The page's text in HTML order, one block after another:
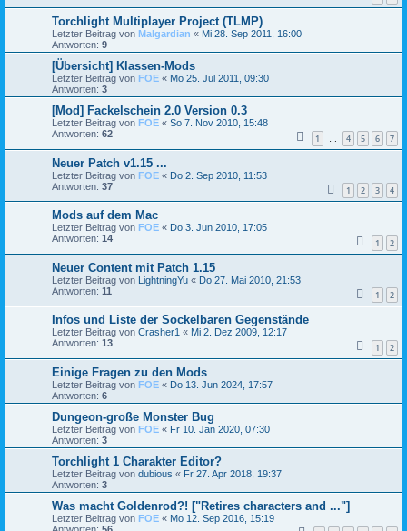
Torchlight Multiplayer Project (TLMP)
Letzter Beitrag von Malgardian « Mi 28. Sep 2011, 16:00
Antworten: 9
[Übersicht] Klassen-Mods
Letzter Beitrag von FOE « Mo 25. Jul 2011, 09:30
Antworten: 3
[Mod] Fackelschein 2.0 Version 0.3
Letzter Beitrag von FOE « So 7. Nov 2010, 15:48
Antworten: 62 1 … 4 5 6 7
Neuer Patch v1.15 ...
Letzter Beitrag von FOE « Do 2. Sep 2010, 11:53
Antworten: 37 1 2 3 4
Mods auf dem Mac
Letzter Beitrag von FOE « Do 3. Jun 2010, 17:05
Antworten: 14 1 2
Neuer Content mit Patch 1.15
Letzter Beitrag von LightningYu « Do 27. Mai 2010, 21:53
Antworten: 11 1 2
Infos und Liste der Sockelbaren Gegenstände
Letzter Beitrag von Crasher1 « Mi 2. Dez 2009, 12:17
Antworten: 13 1 2
Einige Fragen zu den Mods
Letzter Beitrag von FOE « Do 13. Jun 2024, 17:57
Antworten: 6
Dungeon-große Monster Bug
Letzter Beitrag von FOE « Fr 10. Jan 2020, 07:30
Antworten: 3
Torchlight 1 Charakter Editor?
Letzter Beitrag von dubious « Fr 27. Apr 2018, 19:37
Antworten: 3
Was macht Goldenrod?! ["Retires characters and ..."]
Letzter Beitrag von FOE « Mo 12. Sep 2016, 15:19